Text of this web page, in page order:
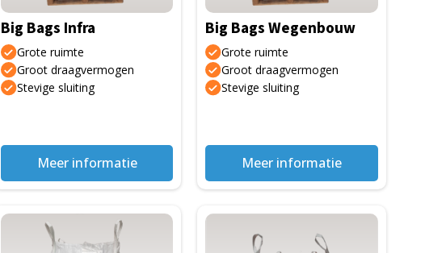
Big Bags Infra
Grote ruimte
Groot draagvermogen
Stevige sluiting
Meer informatie
gekozen
worden
op
de
productpagina
Big Bags Wegenbouw
Grote ruimte
Groot draagvermogen
Stevige sluiting
Meer informatie
gekozen
worden
op
de
productpagina